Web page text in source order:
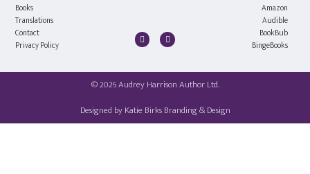
Books
Translations
Contact
Privacy Policy
Amazon
Audible
BookBub
BingeBooks
© 2026 Audrey Harrison Author Ltd.
Designed byKatie Birks Branding & Design